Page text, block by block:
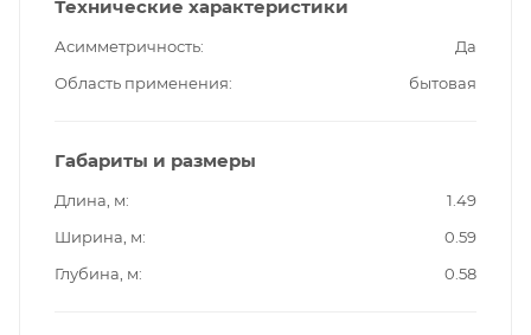
Технические характеристики
Асимметричность
Да
Область применения
бытовая
Габариты и размеры
Длина, м
1.49
Ширина, м
0.59
Глубина, м
0.58